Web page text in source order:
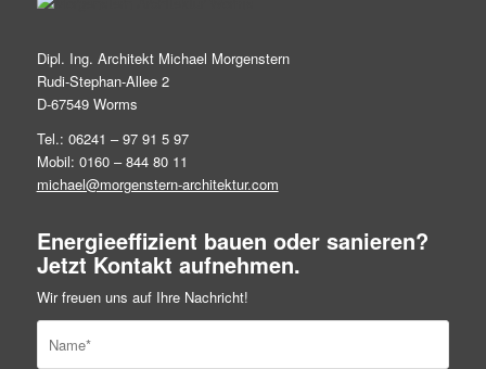
Dipl. Ing. Architekt Michael Morgenstern
Rudi-Stephan-Allee 2
D-67549 Worms
Tel.: 06241 – 97 91 5 97
Mobil: 0160 – 844 80 11
michael@morgenstern-architektur.com
Energieeffizient bauen oder sanieren?
Jetzt Kontakt aufnehmen.
Wir freuen uns auf Ihre Nachricht!